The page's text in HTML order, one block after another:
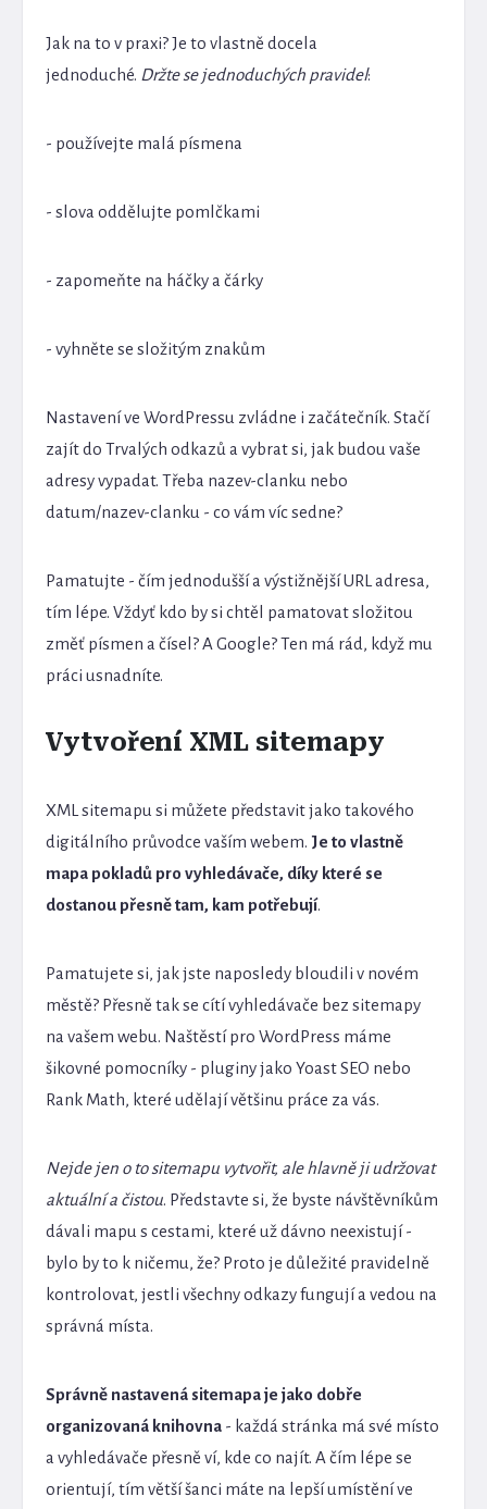
Jak na to v praxi? Je to vlastně docela
jednoduché. Držte se jednoduchých pravidel:
- používejte malá písmena
- slova oddělujte pomlčkami
- zapomeňte na háčky a čárky
- vyhněte se složitým znakům
Nastavení ve WordPressu zvládne i začátečník. Stačí
zajít do Trvalých odkazů a vybrat si, jak budou vaše
adresy vypadat. Třeba nazev-clanku nebo
datum/nazev-clanku - co vám víc sedne?
Pamatujte - čím jednodušší a výstižnější URL adresa,
tím lépe. Vždyť kdo by si chtěl pamatovat složitou
změť písmen a čísel? A Google? Ten má rád, když mu
práci usnadníte.
Vytvoření XML sitemapy
XML sitemapu si můžete představit jako takového
digitálního průvodce vaším webem. Je to vlastně
mapa pokladů pro vyhledávače, díky které se
dostanou přesně tam, kam potřebují.
Pamatujete si, jak jste naposledy bloudili v novém
městě? Přesně tak se cítí vyhledávače bez sitemapy
na vašem webu. Naštěstí pro WordPress máme
šikovné pomocníky - pluginy jako Yoast SEO nebo
Rank Math, které udělají většinu práce za vás.
Nejde jen o to sitemapu vytvořit, ale hlavně ji udržovat
aktuální a čistou. Představte si, že byste návštěvníkům
dávali mapu s cestami, které už dávno neexistují -
bylo by to k ničemu, že? Proto je důležité pravidelně
kontrolovat, jestli všechny odkazy fungují a vedou na
správná místa.
Správně nastavená sitemapa je jako dobře
organizovaná knihovna - každá stránka má své místo
a vyhledávače přesně ví, kde co najít. A čím lépe se
orientují, tím větší šanci máte na lepší umístění ve